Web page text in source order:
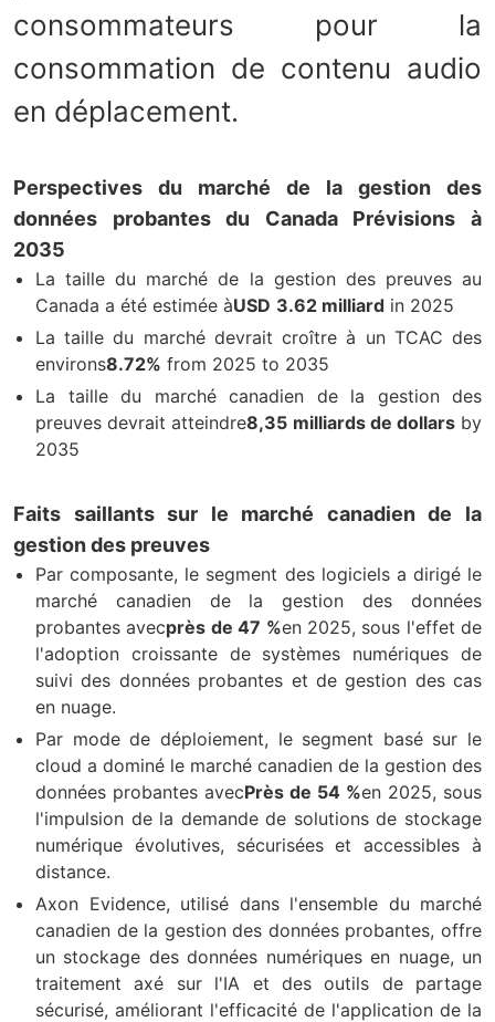
consommateurs pour la
consommation de contenu audio
en déplacement.
Perspectives du marché de la gestion des
données probantes du Canada Prévisions à
2035
La taille du marché de la gestion des preuves au
Canada a été estimée àUSD 3.62 milliard in 2025
La taille du marché devrait croître à un TCAC des
environs8.72% from 2025 to 2035
La taille du marché canadien de la gestion des
preuves devrait atteindre8,35 milliards de dollarsby
2035
Faits saillants sur le marché canadien de la
gestion des preuves
Par composante, le segment des logiciels a dirigé le
marché canadien de la gestion des données
probantes avecprès de 47 %en 2025, sous l'effet de
l'adoption croissante de systèmes numériques de
suivi des données probantes et de gestion des cas
en nuage.
Par mode de déploiement, le segment basé sur le
cloud a dominé le marché canadien de la gestion des
données probantes avecPrès de 54 %en 2025, sous
l'impulsion de la demande de solutions de stockage
numérique évolutives, sécurisées et accessibles à
distance.
Axon Evidence, utilisé dans l'ensemble du marché
canadien de la gestion des données probantes, offre
un stockage des données numériques en nuage, un
traitement axé sur l'IA et des outils de partage
sécurisé, améliorant l'efficacité de l'application de la